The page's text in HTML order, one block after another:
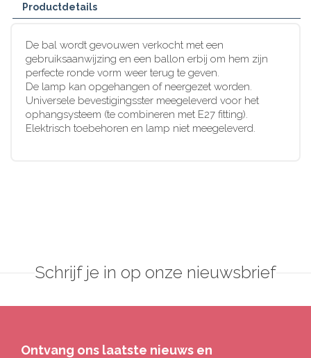
Productdetails
De bal wordt gevouwen verkocht met een
gebruiksaanwijzing en een ballon erbij om hem zijn
perfecte ronde vorm weer terug te geven.
De lamp kan opgehangen of neergezet worden.
Universele bevestigingsster meegeleverd voor het
ophangsysteem (te combineren met E27 fitting).
Elektrisch toebehoren en lamp niet meegeleverd.
Schrijf je in op onze nieuwsbrief
Ontvang ons laatste nieuws en